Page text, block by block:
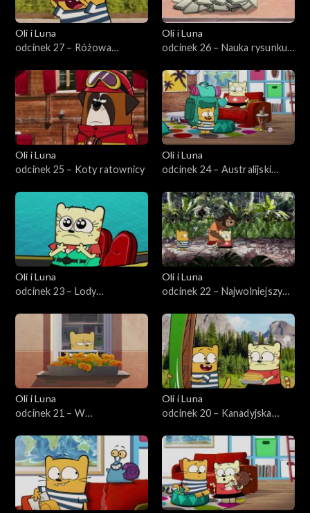
Oli i Luna
odcinek 27 – Różowa
Oli i Luna
odcinek 26 – Nauka rysunku
Oli i Luna
odcinek 25 – Koty ratownicy
Oli i Luna
odcinek 24 – Australijski
Oli i Luna
odcinek 23 – Lody
Oli i Luna
odcinek 22 – Najwolniejszy
Oli i Luna
odcinek 21 – W
koniczyny
Oli i Luna
odcinek 20 – Kanadyjska